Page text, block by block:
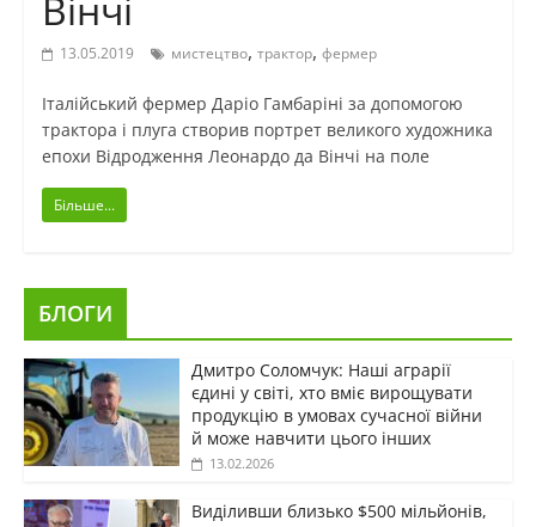
13.05.2019 мистецтво, трактор, фермер
Італійський фермер Даріо Гамбаріні за допомогою
трактора і плуга створив портрет великого художника
епохи Відродження Леонардо да Вінчі на поле
Більше...
БЛОГИ
Дмитро Соломчук: Наші аграрії
єдині у світі, хто вміє вирощувати
продукцію в умовах сучасної війни
й може навчити цього інших
13.02.2026
Виділивши близько $500 мільйонів,